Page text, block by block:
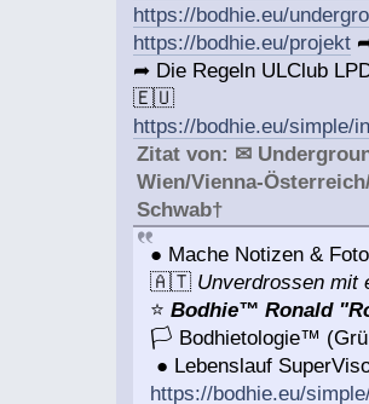
https://bodhie.eu/
https://bodhie.eu/projekt
➦ Die Regeln ULClub
🇪🇺
https://bodhie.eu/simple/
Zitat von: ✉
Wien/Vienna-
Schwab†
● Mache Notizen &
🇦🇹 Unverdrossen mit
⭐️Bodhie™ Ronald
🏳 Bodhietologie™
● Lebenslauf
https://bodhie.eu/